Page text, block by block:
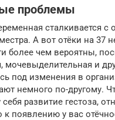
проблемы
сталкивается с
А вот отёки на 37
более чем вероятны,
мочевыделительная и
под изменения в
немного по-другому.
себя развитие гестоза,
к появлению у вас